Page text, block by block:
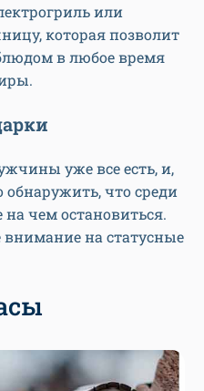
или
которая позволит
в любое время
уже все есть, и,
что среди
чем остановиться.
внимание на статусные